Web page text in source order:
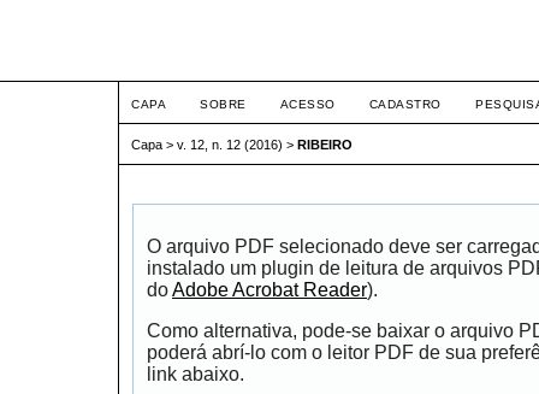
CAPA SOBRE ACESSO CADASTRO
Capa > v. 12, n. 12 (2016) > RIBEIRO
O arquivo PDF selecionado deve ser
instalado um plugin de leitura de arquivos
doAdobe Acrobat Reader).
Como alternativa, pode-se baixar o arquivo
poderá abrí-lo com o leitor PDF de sua
link abaixo.